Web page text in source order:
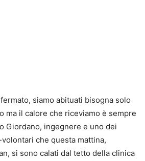
siamo abituati bisogna solo
ma il calore che riceviamo è sempre
Giordano, ingegnere e uno dei
che questa mattina,
si sono calati dal tetto della clinica